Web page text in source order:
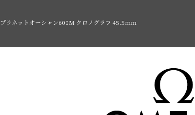
プラネットオーシャン600M クロノグラフ 45.5mm